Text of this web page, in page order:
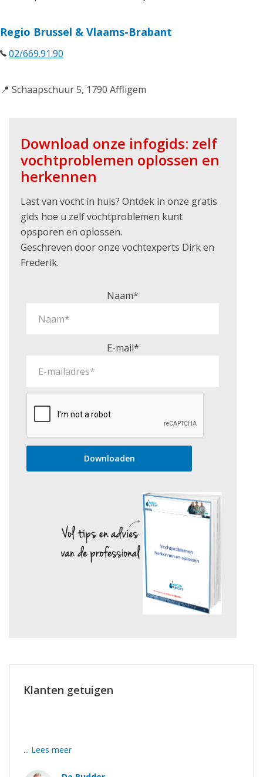
Regio Brussel & Vlaams-Brabant
02/669.91.90
📍 Schaapschuur 5, 1790 Affligem
Download onze infogids: zelf
vochtproblemen oplossen en
herkennen
Last van vocht in huis? Ontdek in onze gratis
gids hoe u zelf vochtproblemen kunt
opsporen en oplossen.
Geschreven door onze vochtexperts Dirk en
Frederik.
Naam*
E-mail*
Klanten getuigen
... Lees meer